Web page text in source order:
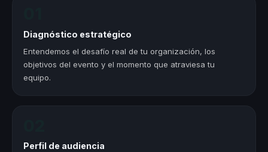
Diagnóstico estratégico
Entendemos el desafío real de tu organización, los
objetivos del evento y el momento que atraviesa tu
equipo.
Perfil de audiencia